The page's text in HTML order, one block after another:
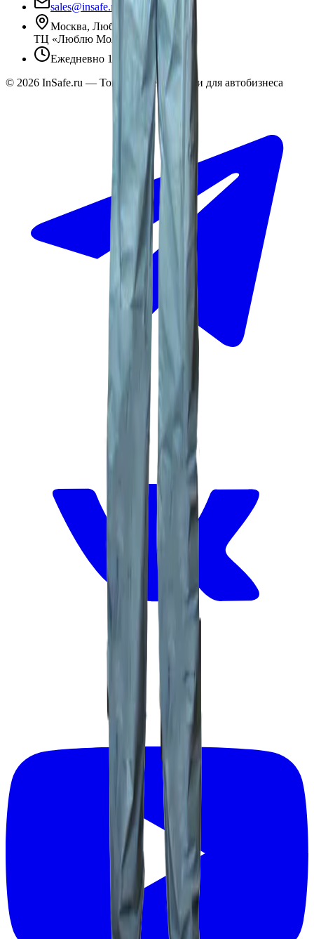
sales@insafe.ru
Москва, Люблинская ул., 153.
ТЦ «Люблю Молл», -1 уровень
Ежедневно 10:00 — 19:00
© 2026 InSafe.ru — Товары и технологии для автобизнеса